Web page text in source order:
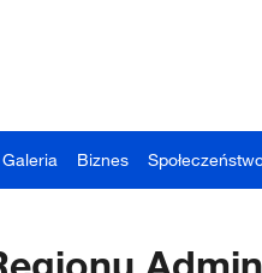
Galeria Biznes